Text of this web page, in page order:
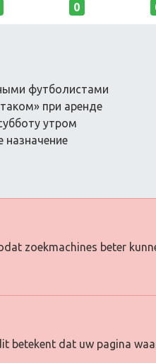
0
футболистами
при аренде
утром
zoekmachines beter
betekent dat uw pagina